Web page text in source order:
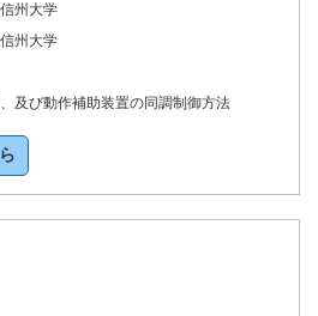
州大学
州大学
及び動作補助装置の同調制御方法